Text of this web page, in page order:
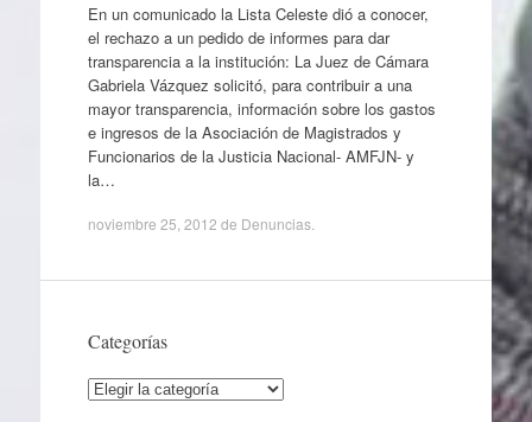
En un comunicado la Lista Celeste dió a conocer,
el rechazo a un pedido de informes para dar
transparencia a la institución: La Juez de Cámara
Gabriela Vázquez solicitó, para contribuir a una
mayor transparencia, información sobre los gastos
e ingresos de la Asociación de Magistrados y
Funcionarios de la Justicia Nacional- AMFJN- y
la…
noviembre 25, 2012 de Denuncias.
Categorías
Categorías